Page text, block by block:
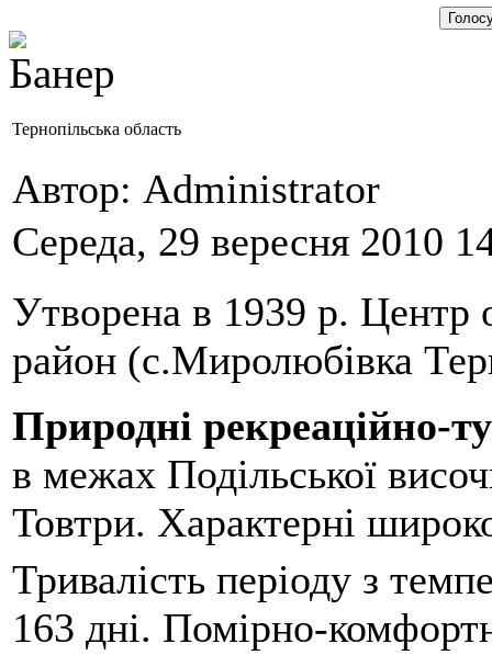
Тернопільська область
Автор: Administrator
Середа, 29 вересня 2010
Утворена в 1939 р. Центр
район (с.Миролюбівка
Природні рекреаційно-
в межах Подільської
Товтри. Характерні
Тривалість періоду з
163 дні. Помірно-